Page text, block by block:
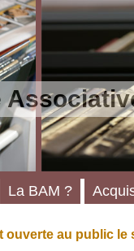
ouverte au public le
La BAM ?